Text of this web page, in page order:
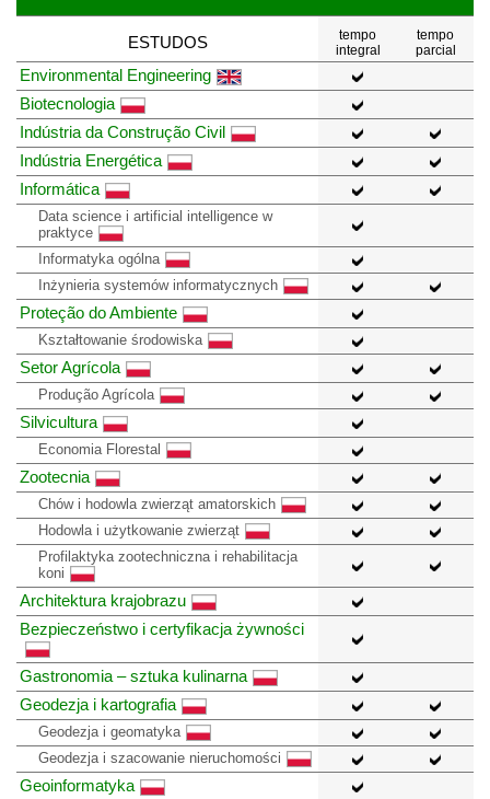
ESTUDOS
tempo
integral
tempo
parcial
Environmental Engineering
Biotecnologia
Indústria da Construção Civil
Indústria Energética
Informática
Data science i artificial intelligence w
praktyce
Informatyka ogólna
Inżynieria systemów informatycznych
Proteção do Ambiente
Kształtowanie środowiska
Setor Agrícola
Produção Agrícola
Silvicultura
Economia Florestal
Zootecnia
Chów i hodowla zwierząt amatorskich
Hodowla i użytkowanie zwierząt
Profilaktyka zootechniczna i rehabilitacja
koni
Architektura krajobrazu
Bezpieczeństwo i certyfikacja żywności
Gastronomia – sztuka kulinarna
Geodezja i kartografia
Geodezja i geomatyka
Geodezja i szacowanie nieruchomości
Geoinformatyka